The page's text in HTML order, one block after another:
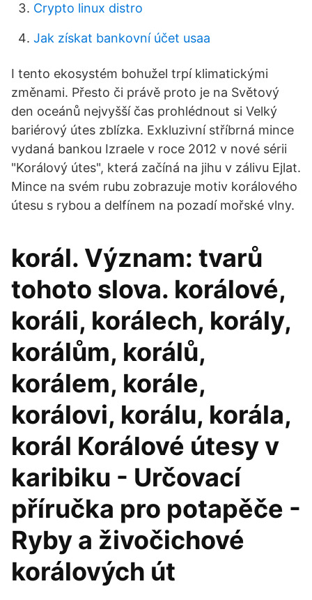
Crypto linux distro
Jak získat bankovní účet usaa
I tento ekosystém bohužel trpí klimatickými
změnami. Přesto či právě proto je na Světový
den oceánů nejvyšší čas prohlédnout si Velký
bariérový útes zblízka. Exkluzivní stříbrná mince
vydaná bankou Izraele v roce 2012 v nové sérii
"Korálový útes", která začíná na jihu v zálivu Ejlat.
Mince na svém rubu zobrazuje motiv korálového
útesu s rybou a delfínem na pozadí mořské vlny.
korál. Význam: tvarů
tohoto slova. korálové,
koráli, korálech, korály,
korálům, korálů,
korálem, korále,
korálovi, korálu, korála,
korál Korálové útesy v
karibiku - Určovací
příručka pro potapěče -
Ryby a živočichové
korálových út